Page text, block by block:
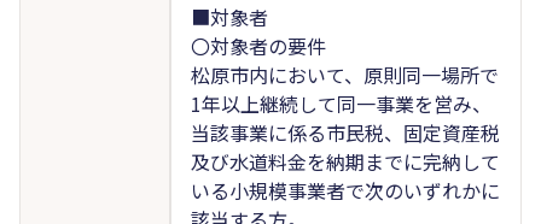
■対象者
〇対象者の要件
松原市内において、原則同一場所で
1年以上継続して同一事業を営み、
当該事業に係る市民税、固定資産税
及び水道料金を納期までに完納して
いる小規模事業者で次のいずれかに